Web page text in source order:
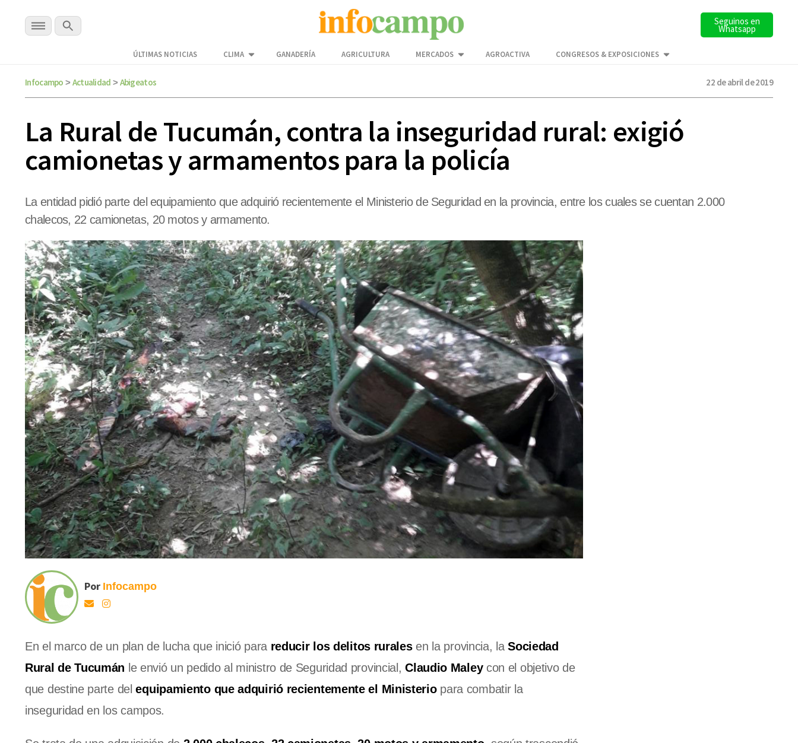
Seguinos en
Whatsapp
ÚLTIMAS NOTICIAS CLIMA GANADERÍA AGRICULTURA MERCADOS AGROACTIVA CONGRESOS & EXPOSICIONES
Infocampo > Actualidad > Abigeatos 22 de abril de 2019
La Rural de Tucumán, contra la inseguridad rural: exigió
camionetas y armamentos para la policía
La entidad pidió parte del equipamiento que adquirió recientemente el Ministerio de Seguridad en la provincia, entre los cuales se cuentan 2.000
chalecos, 22 camionetas, 20 motos y armamento.
Por Infocampo
En el marco de un plan de lucha que inició para reducir los delitos ruralesen la provincia, laSociedad
Rural de Tucumán le envió un pedido al ministro de Seguridad provincial,Claudio Maleycon el objetivo de
que destine parte delequipamiento que adquirió recientemente el Ministeriopara combatir la
inseguridad en los campos.